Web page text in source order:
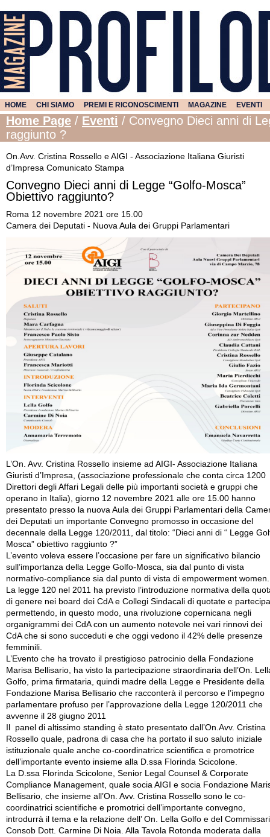
HOME CHI SIAMO PREMI E RICONOSCIMENTI MAGAZINE EVENTI
Home Page / Eventi / Convegno Dieci anni di
raggiunto ?
On.Avv. Cristina Rossello e AIGI - Associazione Italiana Giuristi
d’Impresa Comunicato Stampa
Convegno Dieci anni di Legge “Golfo-Mosca”
Obiettivo raggiunto?
Roma 12 novembre 2021 ore 15.00
Camera dei Deputati - Nuova Aula dei Gruppi Parlamentari
L’On. Avv. Cristina Rossello insieme ad AIGI- Associazione Italiana
Giuristi d’Impresa, (associazione professionale che conta circa 1200
Direttori degli Affari Legali delle più importanti società e gruppi che
operano in Italia), giorno 12 novembre 2021 alle ore 15.00 hanno
presentato presso la nuova Aula dei Gruppi Parlamentari della
dei Deputati un importante Convegno promosso in occasione del
decennale della Legge 120/2011, dal titolo: “Dieci anni di “ Legge
Mosca” obiettivo raggiunto ?”
L’evento voleva essere l’occasione per fare un significativo bilancio
sull’importanza della Legge Golfo-Mosca, sia dal punto di vista
normativo-compliance sia dal punto di vista di empowerment women.
La legge 120 nel 2011 ha previsto l’introduzione normativa della
di genere nei board dei CdA e Collegi Sindacali di quotate e
permettendo, in questo modo, una rivoluzione copernicana negli
organigrammi dei CdA con un aumento notevole nei vari rinnovi dei
CdA che si sono succeduti e che oggi vedono il 42% delle presenze
femminili.
L’Evento che ha trovato il prestigioso patrocinio della Fondazione
Marisa Bellisario, ha visto la partecipazione straordinaria dell’On.
Golfo, prima firmataria, quindi madre della Legge e Presidente della
Fondazione Marisa Bellisario che racconterà il percorso e l’impegno
parlamentare profuso per l’approvazione della Legge 120/2011 che
avvenne il 28 giugno 2011
Il panel di altissimo standing è stato presentato dall’On.Avv. Cristina
Rossello quale, padrona di casa che ha portato il suo saluto iniziale
istituzionale quale anche co-coordinatrice scientifica e promotrice
dell’importante evento insieme alla D.ssa Florinda Scicolone.
La D.ssa Florinda Scicolone, Senior Legal Counsel & Corporate
Compliance Management, quale socia AIGI e socia Fondazione
Bellisario, che insieme all’On. Avv. Cristina Rossello sono le co-
coordinatrici scientifiche e promotrici dell’importante convegno,
introdurrà il tema e la relazione dell’ On. Lella Golfo e del
Consob Dott. Carmine Di Noia. Alla Tavola Rotonda moderata dalla